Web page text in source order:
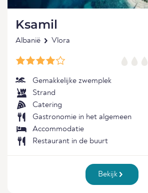
Ksamil
Albanië Vlora
Gemakkelijke zwemplek
Strand
Catering
Gastronomie in het algemeen
Accommodatie
Restaurant in de buurt
Bekijk